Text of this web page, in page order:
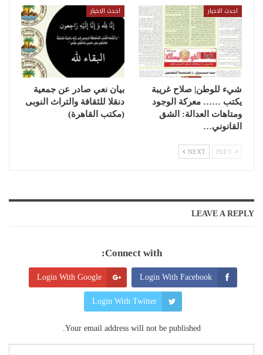
احدث الاخبار
شيء للوطن| صلاح غريبة
يكتب …… معركة الوجود
ومتاهات العدالة: الشق
القانوني…
احدث الاخبار
بيان نعي صادر عن جمعية
دنقلا للثقافة والتراث النوبى
(مكتب القاهرة)
NEXT
LEAVE A REPLY
Connect with:
Login With Facebook
Login With Google
Login With Twitter
Your email address will not be published.